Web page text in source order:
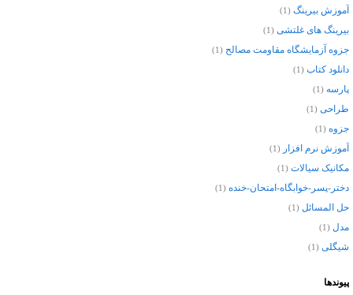
آموزش بیرینگ (1)
بیرینگ های غلتشی (1)
جزوه آزمایشگاه مقاومت مصالح (1)
دانلود کتاب (1)
پارسه (1)
طراحی (1)
جزوه (1)
آموزش نرم افزار (1)
مکانیک سیالات (1)
دختر-پسر-خوابگاه-امتحان-خنده (1)
حل المسائل (1)
مدل (1)
شیگلی (1)
پیوندها